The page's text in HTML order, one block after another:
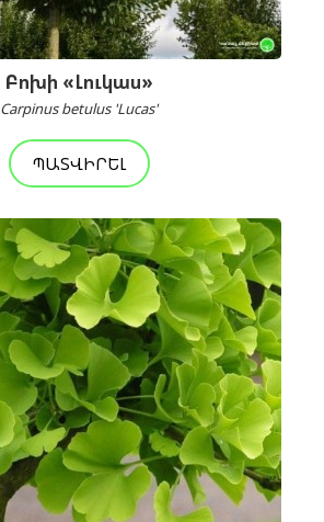
Բոխի «Լուկաս»
Carpinus betulus 'Lucas'
ՊԱՏՎԻՐԵԼ